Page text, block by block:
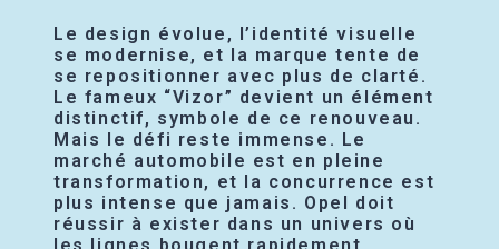
Le design évolue, l’identité visuelle
se modernise, et la marque tente de
se repositionner avec plus de clarté.
Le fameux “Vizor” devient un élément
distinctif, symbole de ce renouveau.
Mais le défi reste immense. Le
marché automobile est en pleine
transformation, et la concurrence est
plus intense que jamais. Opel doit
réussir à exister dans un univers où